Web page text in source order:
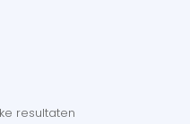
resultaten